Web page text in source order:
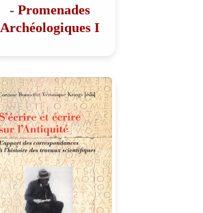
- Promenades
Archéologiques I